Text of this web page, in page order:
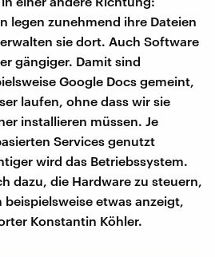
legen zunehmend ihre Dateien
sie dort. Auch Software
gängiger. Damit sind
Google Docs gemeint,
laufen, ohne dass wir sie
installieren müssen. Je
Services genutzt
wird das Betriebssystem.
dazu, die Hardware zu steuern,
etwas anzeigt,
Konstantin Köhler.